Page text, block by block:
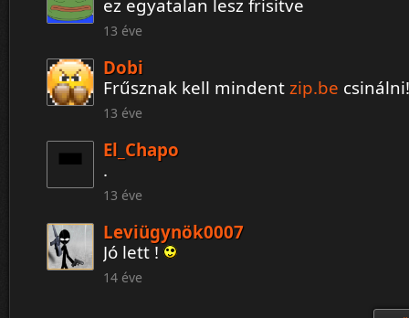
ez egyatalan lesz frisitve
13 éve
Dobi
Frűsznak kell mindent zip.be csinálni!
13 éve
El_Chapo
.
13 éve
Leviügynök0007
Jó lett !
14 éve